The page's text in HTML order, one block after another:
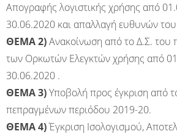
Απογραφής λογιστικής χρήσης από
30.06.2020 και απαλλαγή ευθυνών
ΘΕΜΑ 2)Ανακοίνωση από το Δ.Σ. του
των Ορκωτών Ελεγκτών χρήσης από
30.06.2020 .
ΘΕΜΑ 3)Υποβολή προς έγκριση από
πεπραγμένων περιόδου 2019-20.
ΘΕΜΑ 4)Έγκριση Ισολογισμού,